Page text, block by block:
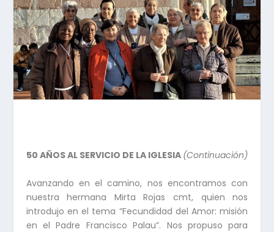
50 AÑOS AL SERVICIO DE LA IGLESIA (Continuación)
Avanzando en el camino, nos encontramos con
nuestra hermana Mirta Rojas cmt, quien nos
introdujo en el tema “Fecundidad del Amor: misión
en el Padre Francisco Palau”. Nos propuso para